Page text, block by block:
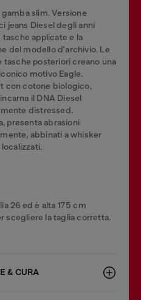
slim. Versione
jeans Diesel degli anni
applicate e la
del modello d'archivio. Le
posteriori creano una
motivo Eagle.
con cotone biologico,
il DNA Diesel
distressed.
presenta abrasioni
abbinati a whisker
26 ed è alta 175 cm
scegliere la taglia corretta.
& CURA